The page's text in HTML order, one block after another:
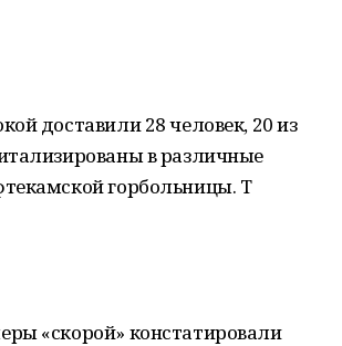
доставили 28 человек, 20 из
в различные
горбольницы. Т
«скорой» констатировали